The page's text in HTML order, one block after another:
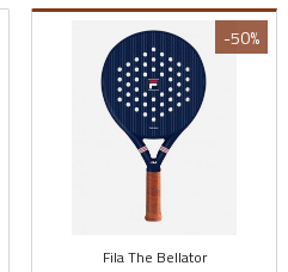
Fila The Bellator
-50%